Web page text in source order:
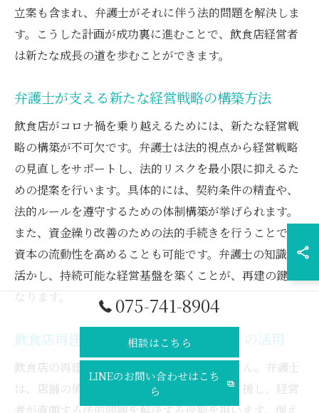
立案も含まれ、弁護士がそれに伴う法的問題を解決しま
す。こうした計画が成功裏に進むことで、飲食店経営者
は新たな成長の道を歩むことができます。
弁護士が支える新たな経営戦略の構築方法
飲食店がコロナ禍を乗り越えるためには、新たな経営戦
略の構築が不可欠です。弁護士は法的視点から経営戦略
の見直しをサポートし、法的リスクを最小限に抑えるた
めの提案を行います。具体的には、契約条件の精査や、
法的ルールを遵守するための体制構築が挙げられます。
また、資金繰り改善のための法的手続きを行うことで、
資本の流動性を高めることも可能です。弁護士の知識を
活かし、持続可能な経営基盤を築くことが、再建の鍵と
なります。
飲食店再建に欠かせない法的支援とその活用
飲食店の再建において法的支援は欠かせません。弁護士
は、店舗の債務整理や破産手続きの進行を支援し、経営
者が直面する法的問題を解決する役割を担います。例え
075-741-8904
相談はこちら
LINEのお問い合わせはこち
ら